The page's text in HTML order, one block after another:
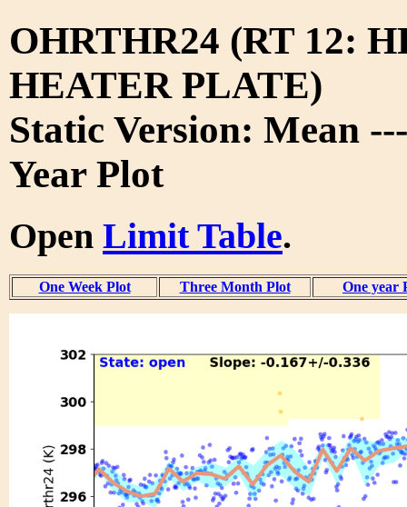
OHRTHR24 (RT 12:
HEATER PLATE)
Static Version: Mean
Year Plot
Open Limit Table.
One Week Plot Three Month Plot One year